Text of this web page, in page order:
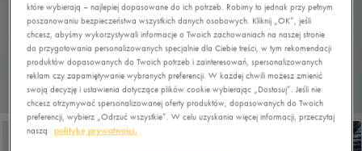
które wybierają – najlepiej dopasowane do ich potrzeb. Robimy to jednak przy pełnym
poszanowaniu bezpieczeństwa wszystkich danych osobowych. Kliknij „OK”, jeśli
chcesz, abyśmy wykorzystywali informacje o Twoich zachowaniach na naszej stronie
do przygotowania personalizowanych specjalnie dla Ciebie treści, w tym rekomendacji
produktów dopasowanych do Twoich potrzeb i zainteresowań, spersonalizowanych
reklam czy zapamiętywanie wybranych preferencji. W każdej chwili możesz zmienić
swoją decyzję i ustawienia dotyczące plików cookie wybierając „Dostosuj”. Jeśli nie
chcesz otrzymywać spersonalizowanej oferty produktów, dopasowanych do Twoich
preferencji, wybierz „Odrzuć wszystkie”. W celu uzyskania więcej informacji, przeczytaj
naszą
politykę prywatności.